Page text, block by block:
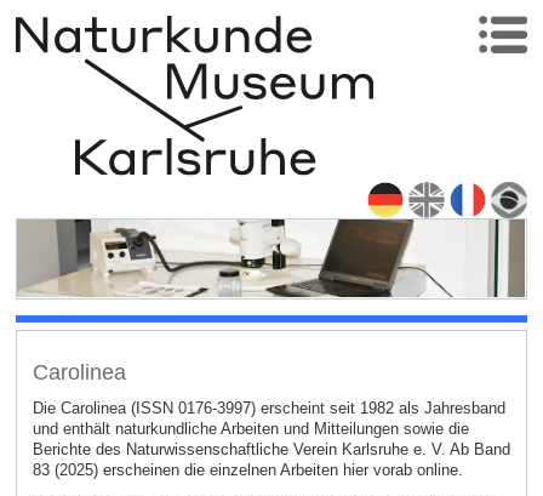
Carolinea
Die Carolinea (ISSN 0176-3997) erscheint seit 1982 als Jahresband
und enthält naturkundliche Arbeiten und Mitteilungen sowie die
Berichte des Naturwissenschaftliche Verein Karlsruhe e. V. Ab Band
83 (2025) erscheinen die einzelnen Arbeiten hier vorab online.